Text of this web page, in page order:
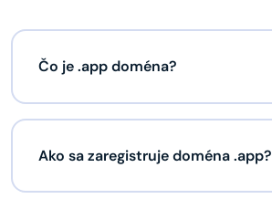
Čo je .app doména?
Ako sa zaregistruje doména .app?